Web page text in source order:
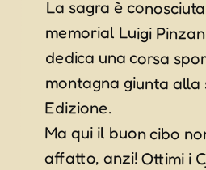
La sagra è
memorial Luigi
dedica una
montagna giunta
Edizione.
Ma qui il buon cibo
affatto, anzi! Ottimi i
anche le trippe e la
questa sagra, come in
vicina Clavais, si possono